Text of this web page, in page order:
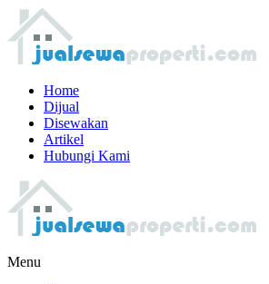
Home
Dijual
Disewakan
Artikel
Hubungi Kami
Menu